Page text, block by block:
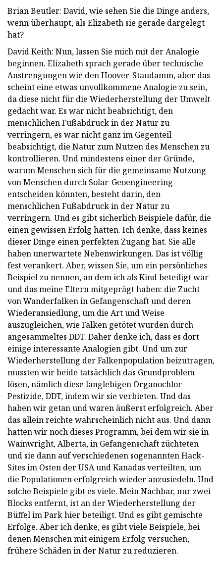
Brian Beutler: David, wie sehen Sie die Dinge anders,
wenn überhaupt, als Elizabeth sie gerade dargelegt
hat?
David Keith: Nun, lassen Sie mich mit der Analogie
beginnen. Elizabeth sprach gerade über technische
Anstrengungen wie den Hoover-Staudamm, aber das
scheint eine etwas unvollkommene Analogie zu sein,
da diese nicht für die Wiederherstellung der Umwelt
gedacht war. Es war nicht beabsichtigt, den
menschlichen Fußabdruck in der Natur zu
verringern, es war nicht ganz im Gegenteil
beabsichtigt, die Natur zum Nutzen des Menschen zu
kontrollieren. Und mindestens einer der Gründe,
warum Menschen sich für die gemeinsame Nutzung
von Menschen durch Solar-Geoengineering
entscheiden könnten, besteht darin, den
menschlichen Fußabdruck in der Natur zu
verringern. Und es gibt sicherlich Beispiele dafür, die
einen gewissen Erfolg hatten. Ich denke, dass keines
dieser Dinge einen perfekten Zugang hat. Sie alle
haben unerwartete Nebenwirkungen. Das ist völlig
fest verankert. Aber, wissen Sie, um ein persönliches
Beispiel zu nennen, an dem ich als Kind beteiligt war
und das meine Eltern mitgeprägt haben: die Zucht
von Wanderfalken in Gefangenschaft und deren
Wiederansiedlung, um die Art und Weise
auszugleichen, wie Falken getötet wurden durch
angesammeltes DDT. Daher denke ich, dass es dort
einige interessante Analogien gibt. Und um zur
Wiederherstellung der Falkenpopulation beizutragen,
mussten wir beide tatsächlich das Grundproblem
lösen, nämlich diese langlebigen Organochlor-
Pestizide, DDT, indem wir sie verbieten. Und das
haben wir getan und waren äußerst erfolgreich. Aber
das allein reichte wahrscheinlich nicht aus. Und dann
hatten wir noch dieses Programm, bei dem wir sie in
Wainwright, Alberta, in Gefangenschaft züchteten
und sie dann auf verschiedenen sogenannten Hack-
Sites im Osten der USA und Kanadas verteilten, um
die Populationen erfolgreich wieder anzusiedeln. Und
solche Beispiele gibt es viele. Mein Nachbar, nur zwei
Blocks entfernt, ist an der Wiederherstellung der
Büffel im Park hier beteiligt. Und es gibt gemischte
Erfolge. Aber ich denke, es gibt viele Beispiele, bei
denen Menschen mit einigem Erfolg versuchen,
frühere Schäden in der Natur zu reduzieren.